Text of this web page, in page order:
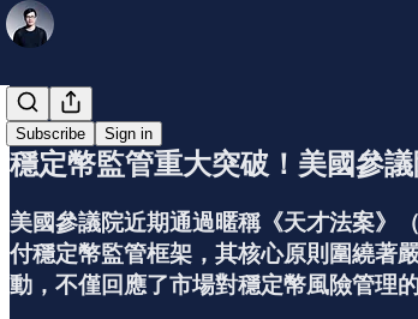
Subscribe Sign in
小知識
穩定幣監管重大突破！美國參議
美國參議院近期通過暱稱《天才法案》
付穩定幣監管框架，其核心原則圍繞著
動，不僅回應了市場對穩定幣風險管理